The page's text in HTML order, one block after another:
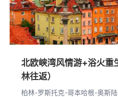
北欧峡湾风情游+浴火重
林往返）
柏林-罗斯托克-哥本哈根-奥斯